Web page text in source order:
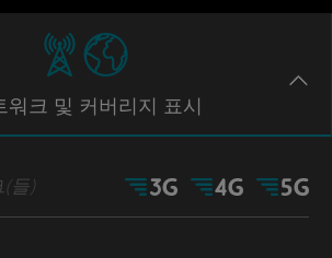
워크 및 커버리지 표시
(들)